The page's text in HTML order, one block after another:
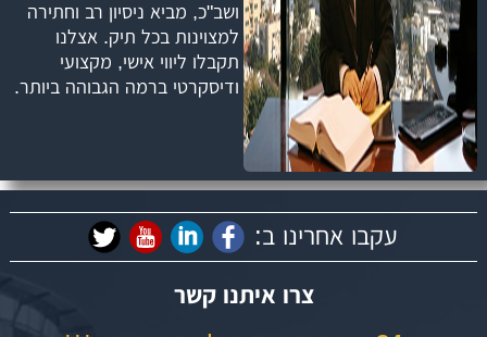
ושב"כ, מביא ניסיון רב וחתירה
למצוינות בכל תיק. אצלנו
תקבלו ליווי אישי, מקצועי
ודיסקרטי ברמה הגבוהה ביותר.
עקבו אחרינו ב:
צרו איתנו קשר